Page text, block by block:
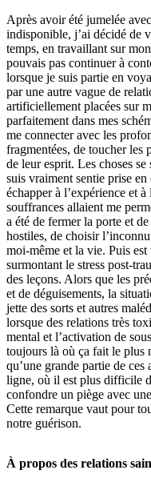
Après avoir été jumelée
indisponible, j’ai décidé de
temps, en travaillant sur
pouvais pas continuer à
lorsque je suis partie en
par une autre vague de
artificiellement placées sur
parfaitement dans mes
me connecter avec les
fragmentées, de toucher les
de leur esprit. Les choses
suis vraiment sentie prise
échapper à l’expérience et à
souffrances allaient me
a été de fermer la porte et
hostiles, de choisir
moi-même et la vie. Puis
surmontant le stress post-
des leçons. Alors que les
et de déguisements, la
jette des sorts et autres
lorsque des relations très
mental et l’activation de
toujours là où ça fait le plus
qu’une grande partie de
ligne, où il est plus difficile
confondre un piège avec
Cette remarque vaut pour
notre guérison.
À propos des relations